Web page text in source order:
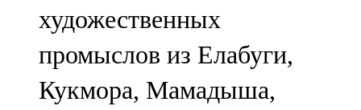
художественных
промыслов из Елабуги,
Кукмора, Мамадыша,